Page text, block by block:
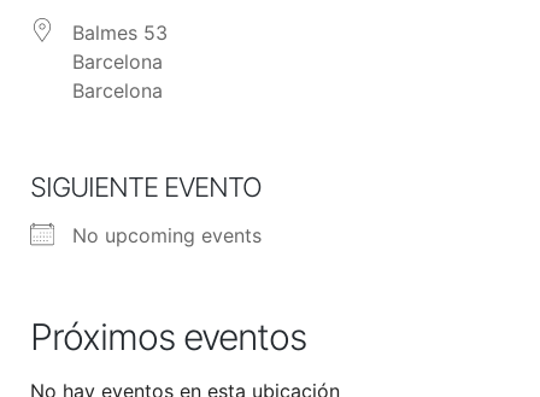
Balmes 53
Barcelona
Barcelona
SIGUIENTE EVENTO
No upcoming events
Próximos eventos
No hay eventos en esta ubicación